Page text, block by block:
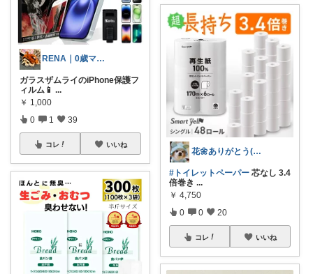
RENA｜0歳ママ👶犬猫暮らし🐶🐱
ガラスザムライのiPhone保護フ
ィルム📱 ...
￥ 1,000
0 1 39
コレ いいね
花🌼ありがとう(*･ω･)*_ _)ﾍ
#トイレットペーパー 芯なし 3.4
倍巻き ...
￥ 4,750
0 0 20
コレ いいね